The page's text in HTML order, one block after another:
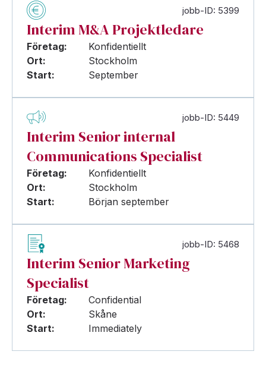
jobb-ID: 5399
Interim M&A Projektledare
Företag:
Konfidentiellt
Ort:
Stockholm
Start:
September
jobb-ID: 5449
Interim Senior internal
Communications Specialist
Företag:
Konfidentiellt
Ort:
Stockholm
Start:
Början september
jobb-ID: 5468
Interim Senior Marketing
Specialist
Företag:
Confidential
Ort:
Skåne
Start:
Immediately